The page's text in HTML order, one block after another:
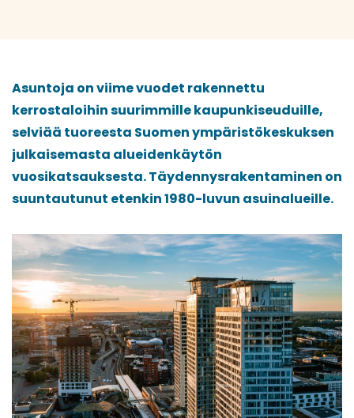
Asuntoja on viime vuodet rakennettu
kerrostaloihin suurimmille kaupunkiseuduille,
selviää tuoreesta Suomen ympäristökeskuksen
julkaisemasta alueidenkäytön
vuosikatsauksesta. Täydennysrakentaminen on
suuntautunut etenkin 1980-luvun asuinalueille.